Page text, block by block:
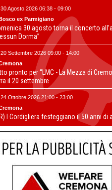
30 Agosto 2026 06:38 - 09:00
ex Parmigiano
30 agosto torna il concerto
Dorma”
20 Settembre 2026 09:00 - 14:00
pronto per “LMC - La Mezza di
il 20 settembre
24 Ottobre 2026 21:00 - 23:00
I Cordigliera festeggiano il 50 anni di